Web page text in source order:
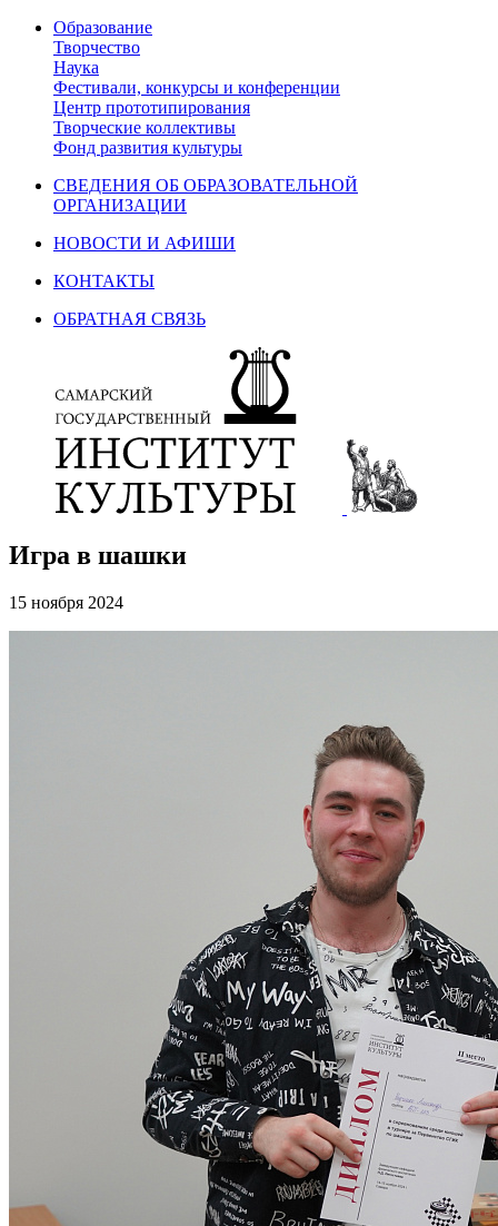
Образование
Творчество
Наука
Фестивали, конкурсы и конференции
Центр прототипирования
Творческие коллективы
Фонд развития культуры
СВЕДЕНИЯ ОБ ОБРАЗОВАТЕЛЬНОЙ
ОРГАНИЗАЦИИ
НОВОСТИ И АФИШИ
КОНТАКТЫ
ОБРАТНАЯ СВЯЗЬ
Игра в шашки
15 ноября 2024